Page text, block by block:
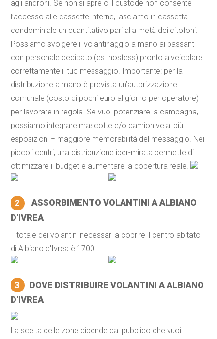
agli androni. Se non si apre o il custode non consente
l’accesso alle cassette interne, lasciamo in cassetta
condominiale un quantitativo pari alla metà dei citofoni.
Possiamo svolgere il volantinaggio a mano ai passanti
con personale dedicato (es. hostess) pronto a veicolare
correttamente il tuo messaggio. Importante: per la
distribuzione a mano è prevista un’autorizzazione
comunale (costo di pochi euro al giorno per operatore)
per lavorare in regola. Se vuoi potenziare la campagna,
possiamo integrare mascotte e/o camion vela: più
esposizioni = maggiore memorabilità del messaggio. Nei
piccoli centri, una distribuzione iper-mirata permette di
ottimizzare il budget e aumentare la copertura reale.
2
ASSORBIMENTO VOLANTINI A ALBIANO
D'IVREA
Il totale dei volantini necessari a coprire il centro abitato
di Albiano d'Ivrea è 1700
3
DOVE DISTRIBUIRE VOLANTINI A ALBIANO
D'IVREA
La scelta delle zone dipende dal pubblico che vuoi